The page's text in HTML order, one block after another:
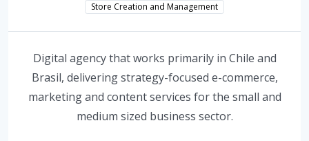
Store Creation and Management
Digital agency that works primarily in Chile and
Brasil, delivering strategy-focused e-commerce,
marketing and content services for the small and
medium sized business sector.